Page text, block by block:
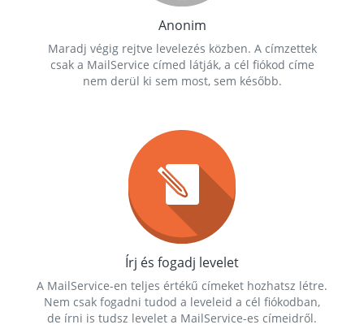
Anonim
Maradj végig rejtve levelezés közben. A címzettek
csak a MailService címed látják, a cél fiókod címe
nem derül ki sem most, sem később.
Írj és fogadj levelet
A MailService-en teljes értékű címeket hozhatsz létre.
Nem csak fogadni tudod a leveleid a cél fiókodban,
de írni is tudsz levelet a MailService-es címeidről.